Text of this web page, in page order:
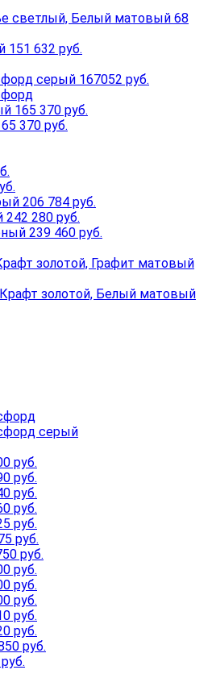
светлый, Белый матовый 68
632 руб.
серый 167052 руб.
165 370 руб.
370 руб.
206 784 руб.
242 280 руб.
239 460 руб.
золотой, Графит матовый
золотой, Белый матовый
серый
руб.
руб.
руб.
руб.
руб.
руб.
руб.
руб.
руб.
руб.
руб.
руб.
руб.